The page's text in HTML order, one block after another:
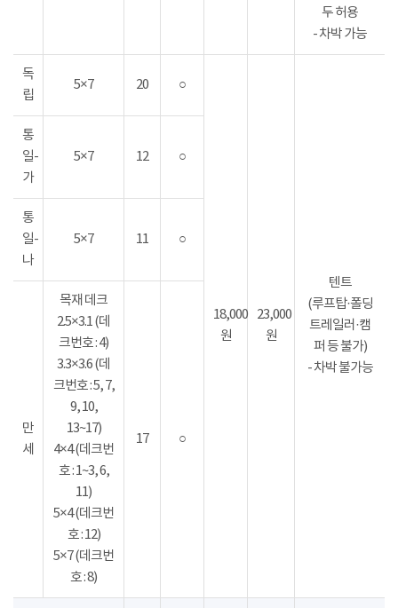
두 허용
- 차박 가능
독
립
5×7 20 ○
18,000
원
23,000
원
텐트
(루프탑·폴딩
트레일러·캠
퍼 등 불가)
- 차박 불가능
통
일-
가
5×7 12 ○
통
일-
나
5×7 11 ○
만
세
목재 데크
2.5×3.1 (데
크번호 : 4)
3.3×3.6 (데
크번호 : 5, 7,
9, 10,
13~17)
4×4 (데크번
호 : 1~3, 6,
11)
5×4 (데크번
호 : 12)
5×7 (데크번
호 : 8)
17 ○